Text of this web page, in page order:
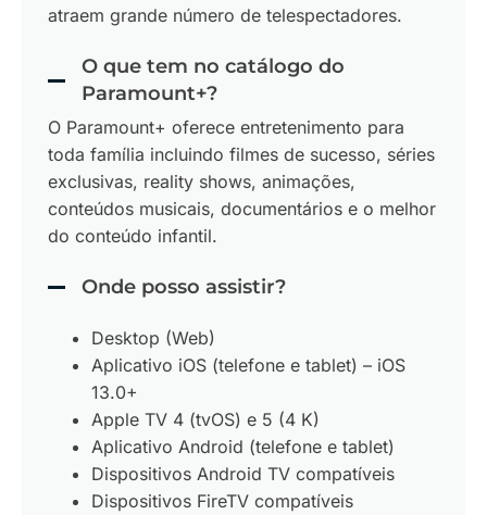
atraem grande número de telespectadores.
O que tem no catálogo do
Paramount+?
O Paramount+ oferece entretenimento para
toda família incluindo filmes de sucesso, séries
exclusivas, reality shows, animações,
conteúdos musicais, documentários e o melhor
do conteúdo infantil.
Onde posso assistir?
Desktop (Web)
Aplicativo iOS (telefone e tablet) – iOS
13.0+
Apple TV 4 (tvOS) e 5 (4 K)
Aplicativo Android (telefone e tablet)
Dispositivos Android TV compatíveis
Dispositivos FireTV compatíveis